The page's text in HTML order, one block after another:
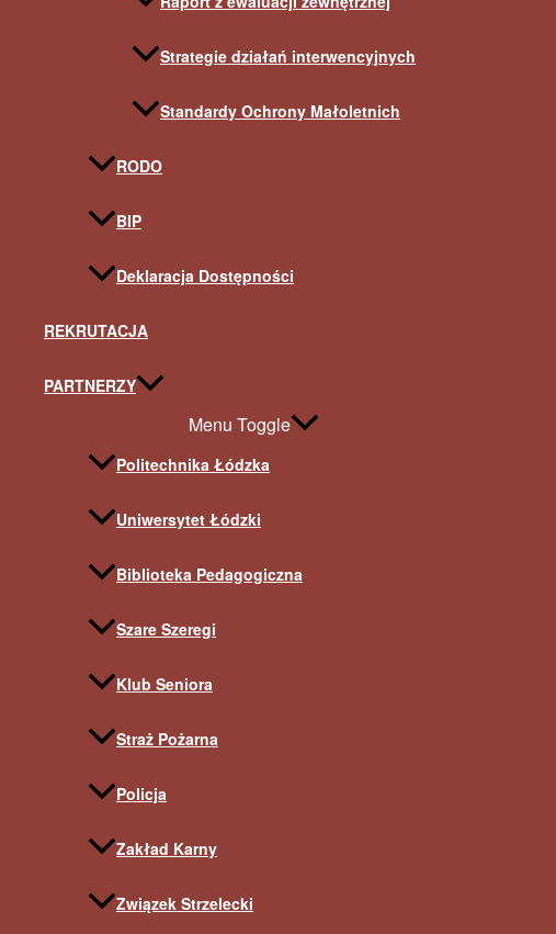
Strategie działań interwencyjnych
Standardy Ochrony Małoletnich
RODO
BIP
Deklaracja Dostępności
REKRUTACJA
PARTNERZY
Menu Toggle
Politechnika Łódzka
Uniwersytet Łódzki
Biblioteka Pedagogiczna
Szare Szeregi
Klub Seniora
Straż Pożarna
Policja
Zakład Karny
Związek Strzelecki